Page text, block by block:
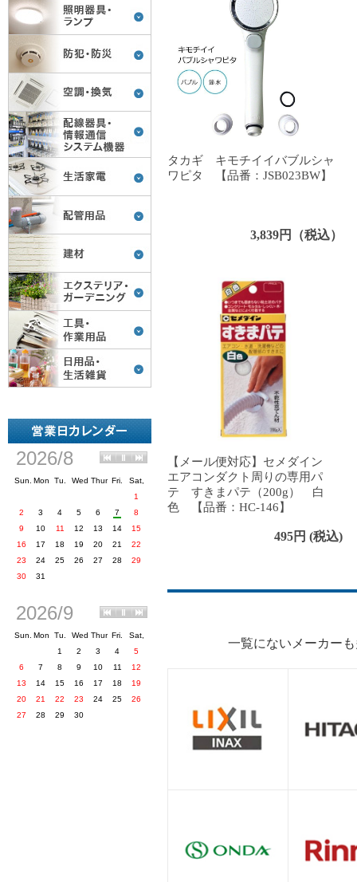
タカギ キモチイイバブルシャ
ワピタ 【品番：JSB023BW】
3,839円（税込）
【メール便対応】セメダイン
エアコンダクト周りの専用パ
テ すきまパテ（200g） 白
色 【品番：HC-146】
495円 (税込)
一覧にないメーカー